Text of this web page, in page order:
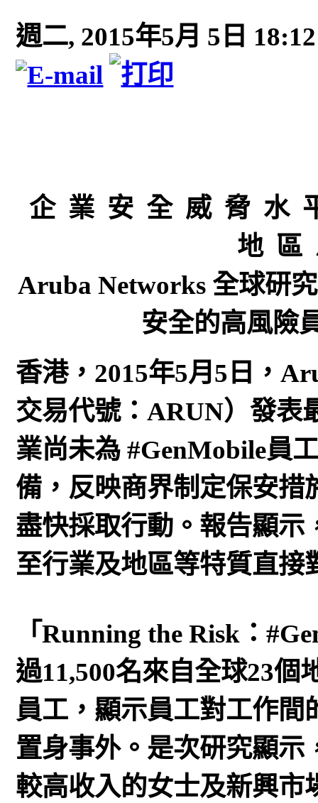
週二, 2015年5月 5日 18:12
企 業 安 全 威 脅 水
地 區
Aruba Networks 全球研
安全的高風險
香港，2015年5月5日，
交易代號：ARUN）發表
業尚未為 #GenMobile員
備，反映商界制定保安措
盡快採取行動。報告顯示
至行業及地區等特質直接
「Running the Risk：
過11,500名來自全球23個
員工，顯示員工對工作間
置身事外。是次研究顯示
較高收入的女士及新興市